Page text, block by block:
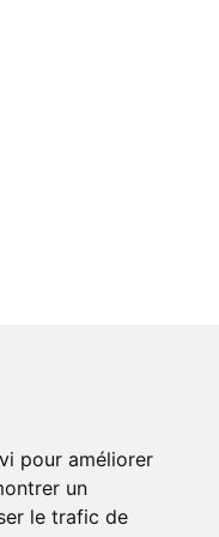
pour améliorer
un
le trafic de